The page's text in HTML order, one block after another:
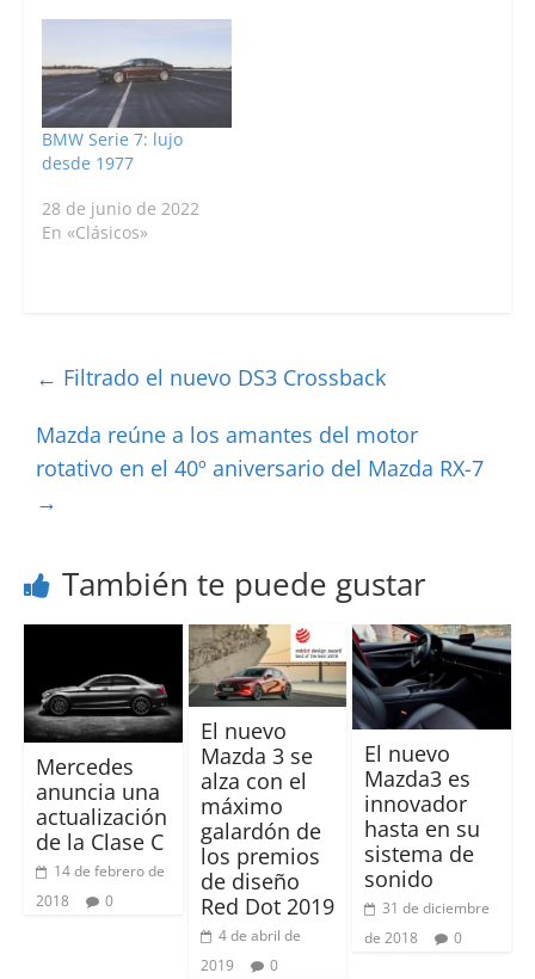
BMW Serie 7: lujo
desde 1977
28 de junio de 2022
En «Clásicos»
← Filtrado el nuevo DS3 Crossback
Mazda reúne a los amantes del motor
rotativo en el 40º aniversario del Mazda RX-7
→
También te puede gustar
Mercedes
anuncia una
actualización
de la Clase C
14 de febrero de
2018
0
El nuevo
Mazda 3 se
alza con el
máximo
galardón de
los premios
de diseño
Red Dot 2019
4 de abril de
2019
0
El nuevo
Mazda3 es
innovador
hasta en su
sistema de
sonido
31 de diciembre
de 2018
0